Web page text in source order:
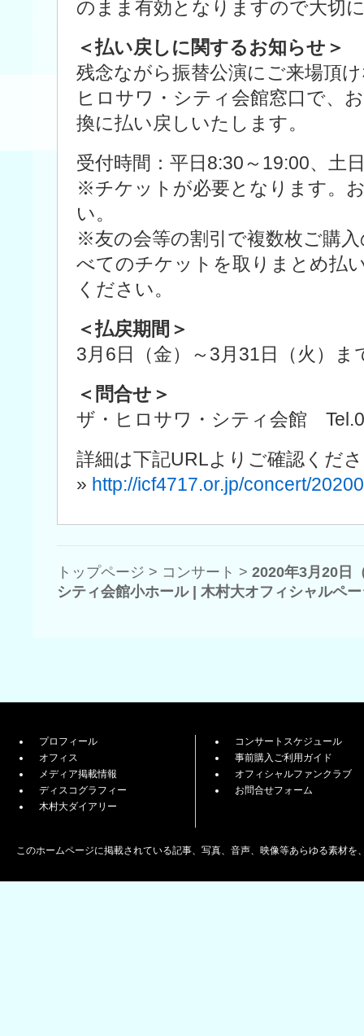
のまま有効となりますので大切
＜払い戻しに関するお知らせ＞
残念ながら振替公演にご来場頂
ヒロサワ・シティ会館窓口で、
換に払い戻しいたします。
受付時間：平日8:30～19:00、土
※チケットが必要となります。
い。
※友の会等の割引で複数枚ご購
べてのチケットを取りまとめ払
ください。
＜払戻期間＞
3月6日（金）～3月31日（火）ま
＜問合せ＞
ザ・ヒロサワ・シティ会館
詳細は下記URLよりご確認くだ
» http://icf4717.or.jp/concert/
トップページ > コンサート > 2020年3月20日
シティ会館小ホール | 木村大オフィシャルペ
プロフィール
オフィス
メディア掲載情報
ディスコグラフィー
木村大ダイアリー
コンサートスケジュール
事前購入ご利用ガイド
オフィシャルファンクラブ
お問合せフォーム
このホームページに掲載されている記事、写真、音声、映像等あらゆる素材